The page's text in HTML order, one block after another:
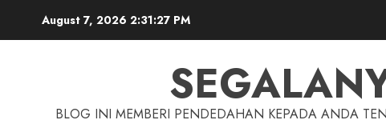
August 7, 2026 2:31:28 PM
BLOG INI MEMBERI PENDEDAHAN KEPADA ANDA